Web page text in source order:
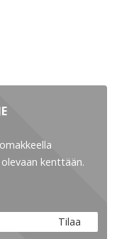
kenttään.
Tilaa